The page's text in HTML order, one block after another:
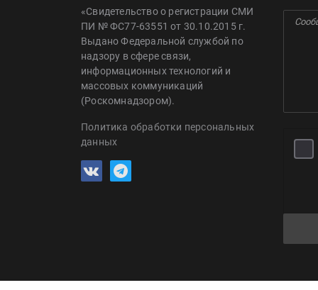
«Свидетельство о регистрации СМИ
ПИ № ФС77-63551 от 30.10.2015 г.
Выдано Федеральной службой по
надзору в сфере связи,
информационных технологий и
массовых коммуникаций
(Роскомнадзором).
Политика обработки персональных
данных